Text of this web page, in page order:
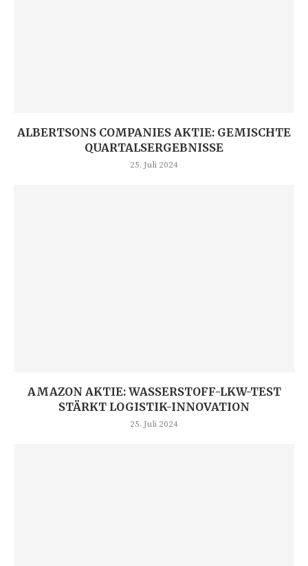
ALBERTSONS COMPANIES AKTIE: GEMISCHTE
QUARTALSERGEBNISSE
25. Juli 2024
AMAZON AKTIE: WASSERSTOFF-LKW-TEST
STÄRKT LOGISTIK-INNOVATION
25. Juli 2024